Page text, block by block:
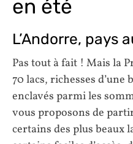
en été
L’Andorre, pays
Pas tout à fait ! Mais la
70 lacs, richesses d’une
enclavés parmi les
vous proposons de
certains des plus beaux